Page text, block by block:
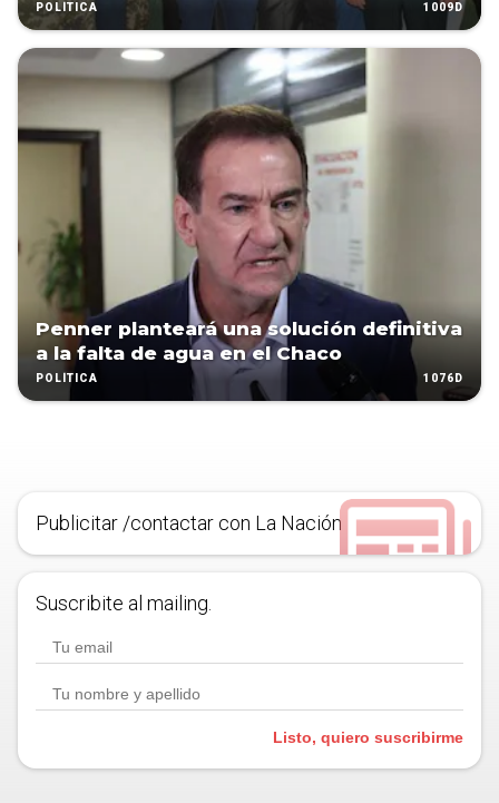
POLÍTICA 1009D
Penner planteará una solución definitiva
a la falta de agua en el Chaco
POLÍTICA 1076D
Publicitar /contactar con La Nación
Suscribite al mailing.
Listo, quiero suscribirme